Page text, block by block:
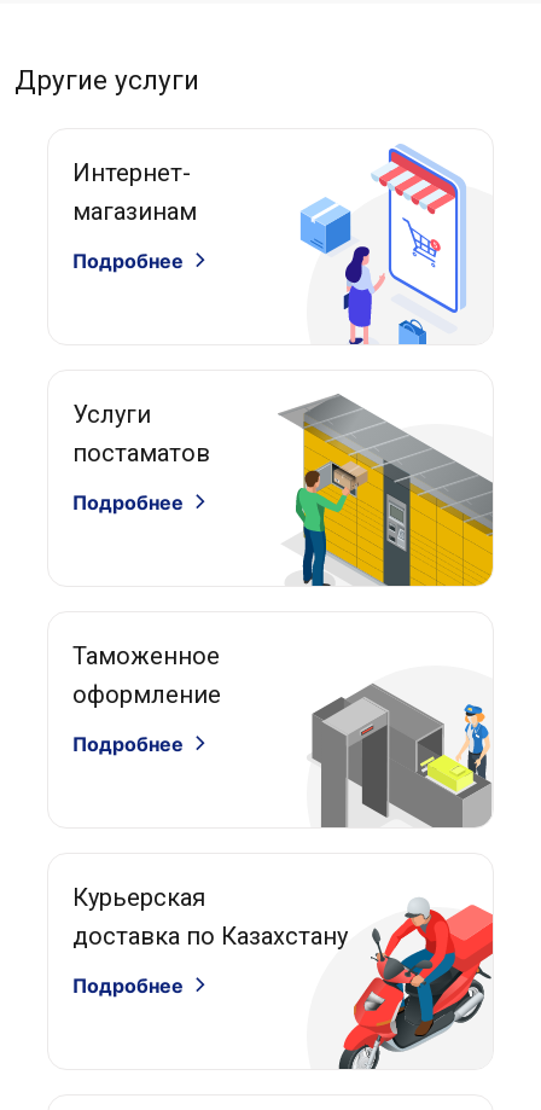
Другие услуги
Интернет-
магазинам
Подробнее
Услуги
постаматов
Подробнее
Таможенное
оформление
Подробнее
Курьерская
доставка по Казахстану
Подробнее